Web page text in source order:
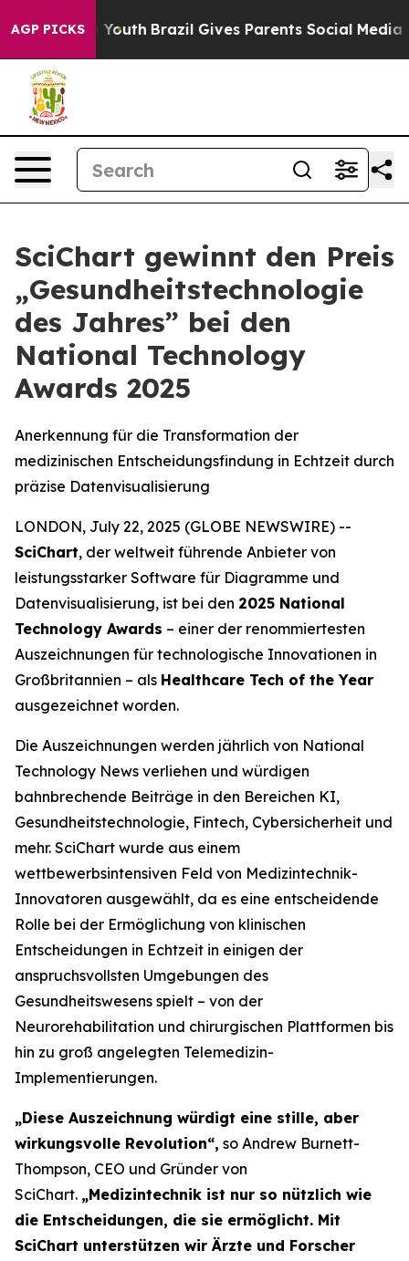
AGP PICKS
to Youth Brazil Gives Parents Social Media
SciChart gewinnt den Preis
„Gesundheitstechnologie
des Jahres” bei den
National Technology
Awards 2025
Anerkennung für die Transformation der
medizinischen Entscheidungsfindung in Echtzeit durch
präzise Datenvisualisierung
LONDON, July 22, 2025 (GLOBE NEWSWIRE) --
SciChart, der weltweit führende Anbieter von
leistungsstarker Software für Diagramme und
Datenvisualisierung, ist bei den 2025 National
Technology Awards – einer der renommiertesten
Auszeichnungen für technologische Innovationen in
Großbritannien – als Healthcare Tech of the Year
ausgezeichnet worden.
Die Auszeichnungen werden jährlich von National
Technology News verliehen und würdigen
bahnbrechende Beiträge in den Bereichen KI,
Gesundheitstechnologie, Fintech, Cybersicherheit und
mehr. SciChart wurde aus einem
wettbewerbsintensiven Feld von Medizintechnik-
Innovatoren ausgewählt, da es eine entscheidende
Rolle bei der Ermöglichung von klinischen
Entscheidungen in Echtzeit in einigen der
anspruchsvollsten Umgebungen des
Gesundheitswesens spielt – von der
Neurorehabilitation und chirurgischen Plattformen bis
hin zu groß angelegten Telemedizin-
Implementierungen.
„Diese Auszeichnung würdigt eine stille, aber
wirkungsvolle Revolution“, so Andrew Burnett-
Thompson, CEO und Gründer von
SciChart. „Medizintechnik ist nur so nützlich wie
die Entscheidungen, die sie ermöglicht. Mit
SciChart unterstützen wir Ärzte und Forscher